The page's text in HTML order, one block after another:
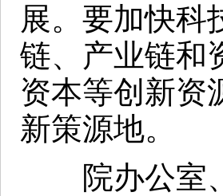
展。要加快科
链、产业链和
资本等创新资
新策源地。
院办公室、